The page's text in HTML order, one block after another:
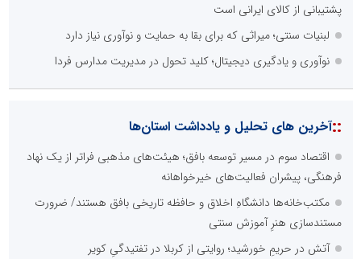
پشتیبانی از کالای ایرانی است
لبنیات سنتی؛ میراثی که برای بقا به حمایت و نوآوری نیاز دارد
نوآوری و یادگیری دیجیتال؛ کلید تحول در مدیریت مدارس فردا
::آخرین های تحلیل و یادداشت استان‌ها
اقتصاد سوم در مسیر توسعه بافق؛ هیئت‌های مذهبی فراتر از یک نهاد
فرهنگی، پیشران فعالیت‌های خیرخواهانه
مکتب‌خانه‌ها دانشگاهِ اخلاق و حافظه تاریخی بافق هستند/ ضرورت
مستندسازی هنرِ آموزش سنتی
آتش در حریمِ خورشید؛ روایتی از کربلا در تفتیدگیِ کویر